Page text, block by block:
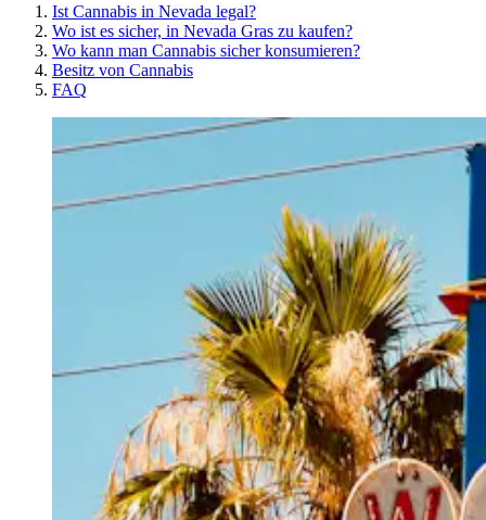
Ist Cannabis in Nevada legal?
Wo ist es sicher, in Nevada Gras zu kaufen?
Wo kann man Cannabis sicher konsumieren?
Besitz von Cannabis
FAQ